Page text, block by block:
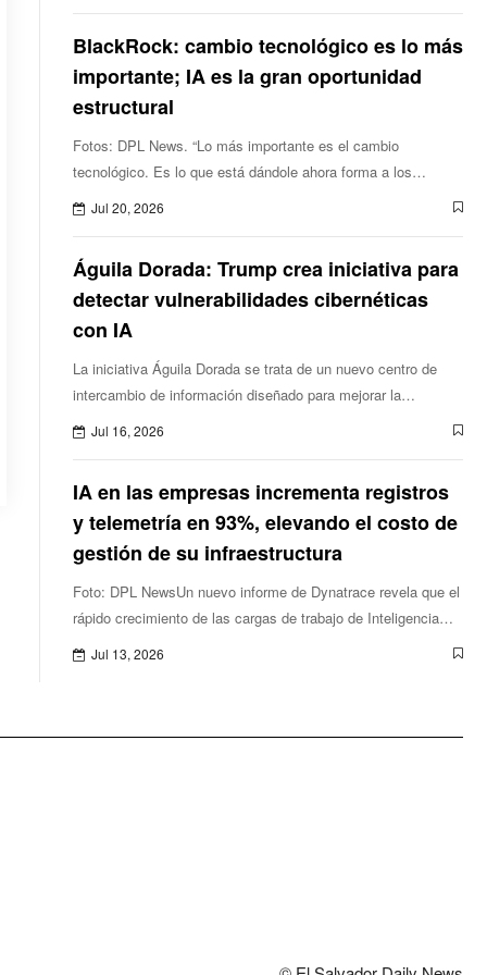
BlackRock: cambio tecnológico es lo más
importante; IA es la gran oportunidad
estructural
Fotos: DPL News. “Lo más importante es el cambio
tecnológico. Es lo que está dándole ahora forma a los
mercados”,asentó Sergio Méndez,director general de
Jul 20, 2026
Águila Dorada: Trump crea iniciativa para
detectar vulnerabilidades cibernéticas
con IA
La iniciativa Águila Dorada se trata de un nuevo centro de
intercambio de información diseñado para mejorar la
coordinación de la ciberseguridad de Estados Unidos.
Jul 16, 2026
IA en las empresas incrementa registros
y telemetría en 93%, elevando el costo de
gestión de su infraestructura
Foto: DPL NewsUn nuevo informe de Dynatrace revela que el
rápido crecimiento de las cargas de trabajo de Inteligencia
Artificial (IA) genera nuevos desafíos en la gestión de datos
Jul 13, 2026